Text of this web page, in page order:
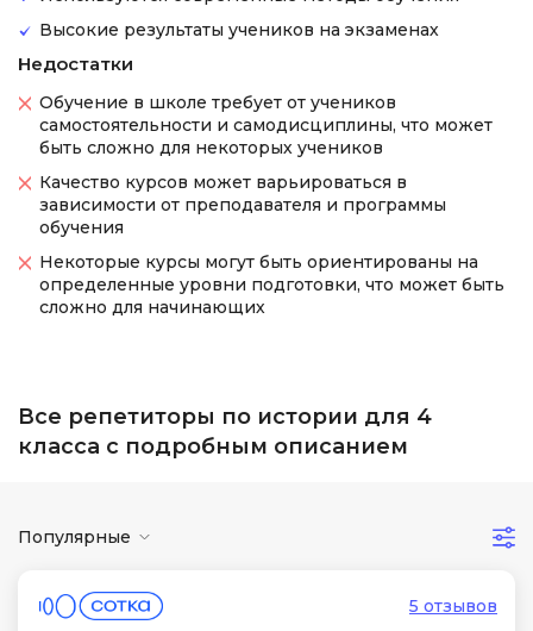
Высокие результаты учеников на экзаменах
Недостатки
Обучение в школе требует от учеников
самостоятельности и самодисциплины, что может
быть сложно для некоторых учеников
Качество курсов может варьироваться в
зависимости от преподавателя и программы
обучения
Некоторые курсы могут быть ориентированы на
определенные уровни подготовки, что может быть
сложно для начинающих
Все репетиторы по истории для 4
класса с подробным описанием
Популярные
5 отзывов